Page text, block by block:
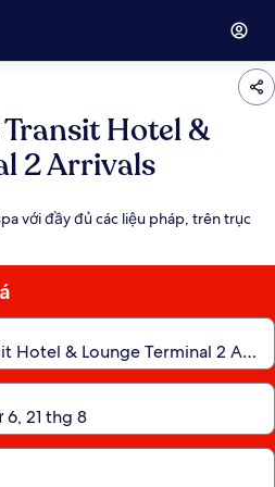
Hotel &
2 Arrivals
với đầy đủ các liệu pháp, trên trục